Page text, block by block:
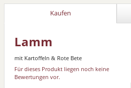
Kaufen
Lamm
mit Kartoffeln & Rote Bete
Für dieses Produkt liegen noch keine
Bewertungen vor.